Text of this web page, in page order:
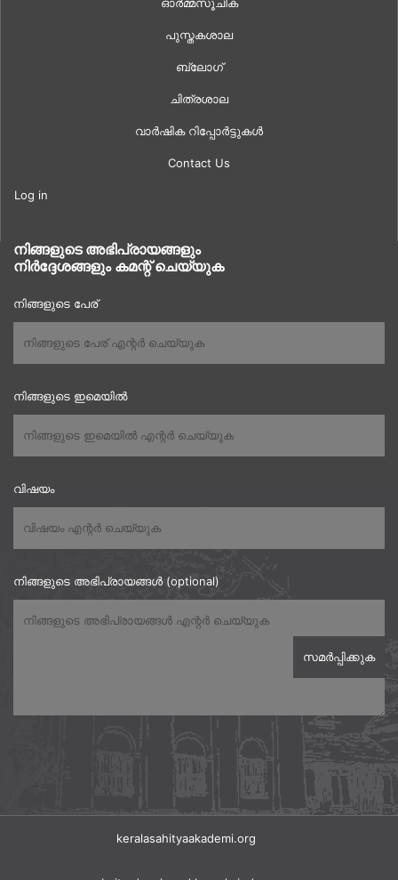
പുസ്തകശാല
ബ്ലോഗ്
ചിത്രശാല
വാർഷിക റിപ്പോർട്ടുകൾ
Contact Us
Log in
നിങ്ങളുടെ അഭിപ്രായങ്ങളും
നിർദ്ദേശങ്ങളും കമന്റ് ചെയ്യുക
നിങ്ങളുടെ പേര്
നിങ്ങളുടെ ഇമെയിൽ
വിഷയം
നിങ്ങളുടെ അഭിപ്രായങ്ങൾ (optional)
keralasahityaakademi.org